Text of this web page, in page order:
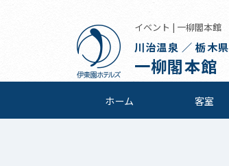
イベント | 一柳閣本館
川治温泉 ／ 栃木県
一柳閣本館
ホーム 客室